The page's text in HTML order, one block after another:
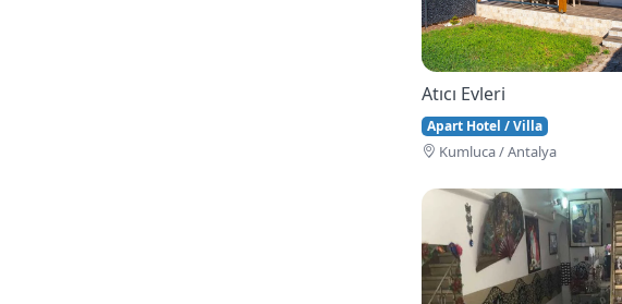
Atıcı Evleri
Apart Hotel / Villa
Kumluca / Antalya